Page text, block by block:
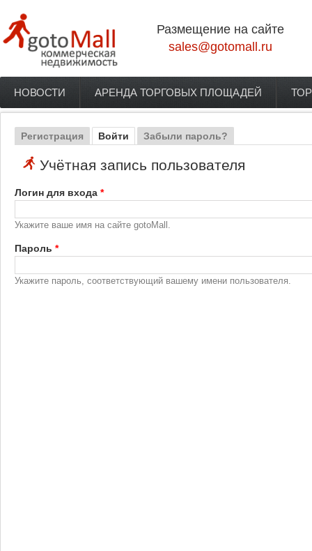
Размещение на сайте
sales@gotomall.ru
Главное меню
НОВОСТИ АРЕНДА ТОРГОВЫХ ПЛОЩАДЕЙ
Главные вкладки
Регистрация Войти (активная вкладка)
Забыли пароль?
Учётная запись пользователя
Логин для входа *
Укажите ваше имя на сайте gotoMall.
Пароль *
Укажите пароль, соответствующий вашему имени пользователя.